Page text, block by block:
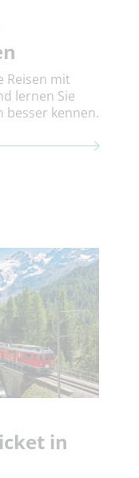
Reisen mit
lernen Sie
besser kennen.
in